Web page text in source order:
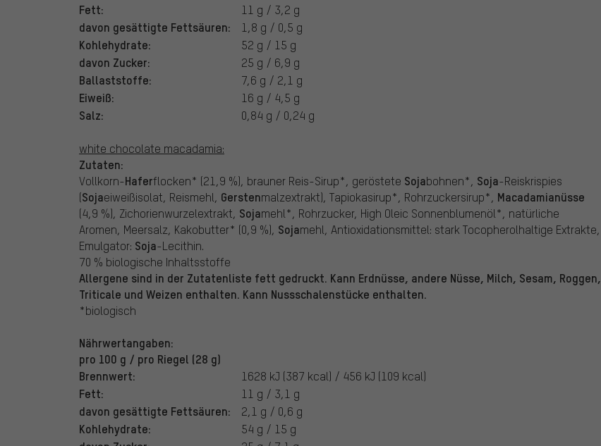
Fett: 11 g / 3,2 g
davon gesättigte Fettsäuren: 1,8 g / 0,5 g
Kohlehydrate: 52 g / 15 g
davon Zucker: 25 g / 6,9 g
Ballaststoffe: 7,6 g / 2,1 g
Eiweiß: 16 g / 4,5 g
Salz: 0,84 g / 0,24 g
white chocolate macadamia:
Zutaten:
Vollkorn-Haferflocken* (21,9 %), brauner Reis-Sirup*, geröstete Sojabohnen*, Soja-Reiskrispies
(Sojaeiweißisolat, Reismehl, Gerstenmalzextrakt), Tapiokasirup*, Rohrzuckersirup*, Macadamianüsse
(4,9 %), Zichorienwurzelextrakt, Sojamehl*, Rohrzucker, High Oleic Sonnenblumenöl*, natürliche
Aromen, Meersalz, Kakobutter* (0,9 %), Sojamehl, Antioxidationsmittel: stark Tocopherolhaltige Extrakte,
Emulgator: Soja-Lecithin.
70 % biologische Inhaltsstoffe
Allergene sind in der Zutatenliste fett gedruckt. Kann Erdnüsse, andere Nüsse, Milch, Sesam, Roggen,
Triticale und Weizen enthalten. Kann Nussschalenstücke enthalten.
*biologisch
Nährwertangaben:
pro 100 g / pro Riegel (28 g)
Brennwert:
1628 kJ (387 kcal) / 456 kJ (109 kcal)
Fett: 11 g / 3,1 g
davon gesättigte Fettsäuren: 2,1 g / 0,6 g
Kohlehydrate: 54 g / 15 g